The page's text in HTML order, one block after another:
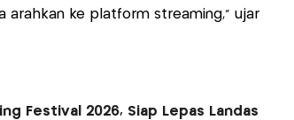
arahkan ke platform streaming,” ujar
Festival 2026, Siap Lepas Landas